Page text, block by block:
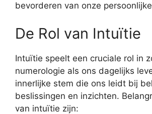
bevorderen van onze
De Rol van Intuïtie
Intuïtie speelt een cruciale rol in
numerologie als ons dagelijks
innerlijke stem die ons leidt bij
beslissingen en inzichten.
van intuïtie zijn: